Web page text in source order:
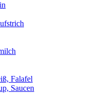
Falafel
Saucen